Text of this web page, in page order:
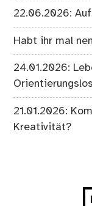
22.06.2026:
Habt ihr mal
24.01.2026:
21.01.2026:
Kreativität?